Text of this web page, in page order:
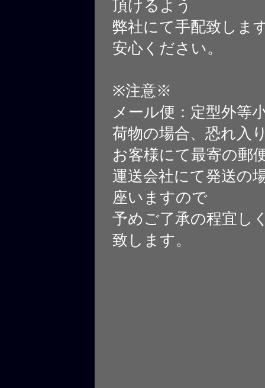
頂けるよう
弊社にて手配致しま
安心ください。
※注意※
メール便：定型外等
荷物の場合、恐れ入
お客様にて最寄の郵
運送会社にて発送の
座いますので
予めご了承の程宜し
致します。